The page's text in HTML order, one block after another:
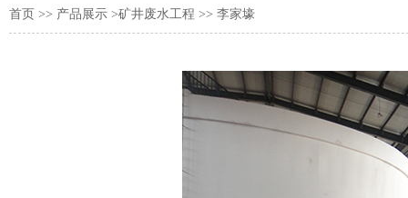
首页 >> 产品展示 >矿井废水工程 >> 李家壕